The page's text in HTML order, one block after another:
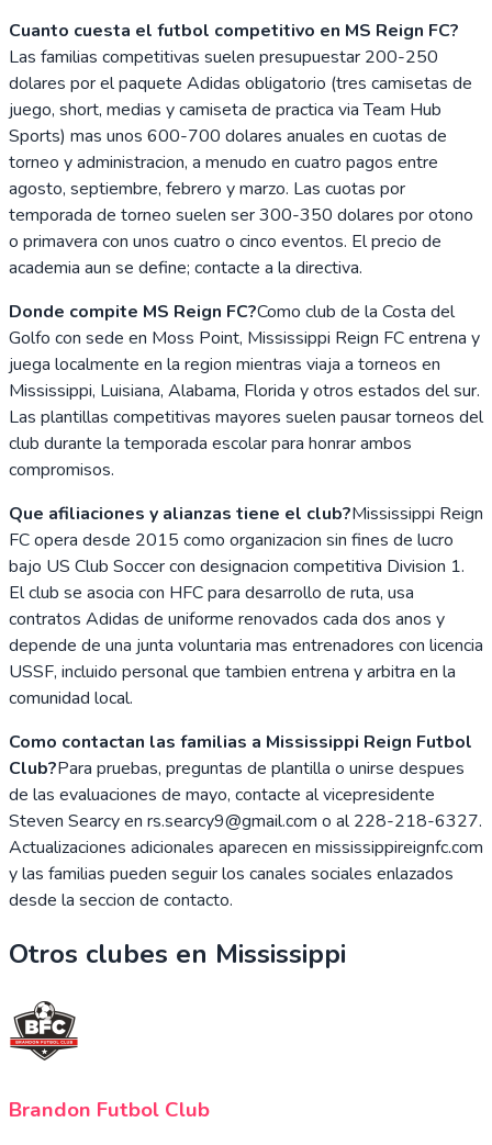
Cuanto cuesta el futbol competitivo en MS Reign FC?
Las familias competitivas suelen presupuestar 200-250
dolares por el paquete Adidas obligatorio (tres camisetas de
juego, short, medias y camiseta de practica via Team Hub
Sports) mas unos 600-700 dolares anuales en cuotas de
torneo y administracion, a menudo en cuatro pagos entre
agosto, septiembre, febrero y marzo. Las cuotas por
temporada de torneo suelen ser 300-350 dolares por otono
o primavera con unos cuatro o cinco eventos. El precio de
academia aun se define; contacte a la directiva.
Donde compite MS Reign FC?Como club de la Costa del
Golfo con sede en Moss Point, Mississippi Reign FC entrena y
juega localmente en la region mientras viaja a torneos en
Mississippi, Luisiana, Alabama, Florida y otros estados del sur.
Las plantillas competitivas mayores suelen pausar torneos del
club durante la temporada escolar para honrar ambos
compromisos.
Que afiliaciones y alianzas tiene el club?Mississippi Reign
FC opera desde 2015 como organizacion sin fines de lucro
bajo US Club Soccer con designacion competitiva Division 1.
El club se asocia con HFC para desarrollo de ruta, usa
contratos Adidas de uniforme renovados cada dos anos y
depende de una junta voluntaria mas entrenadores con licencia
USSF, incluido personal que tambien entrena y arbitra en la
comunidad local.
Como contactan las familias a Mississippi Reign Futbol
Club?Para pruebas, preguntas de plantilla o unirse despues
de las evaluaciones de mayo, contacte al vicepresidente
Steven Searcy en rs.searcy9@gmail.com o al 228-218-6327.
Actualizaciones adicionales aparecen en mississippireignfc.com
y las familias pueden seguir los canales sociales enlazados
desde la seccion de contacto.
Otros clubes en Mississippi
Brandon Futbol Club